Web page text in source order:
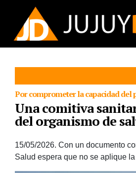
Por comprometer la capacidad del
Una comitiva
del organismo de
15/05/2026. Con un documento
Salud espera que no se aplique